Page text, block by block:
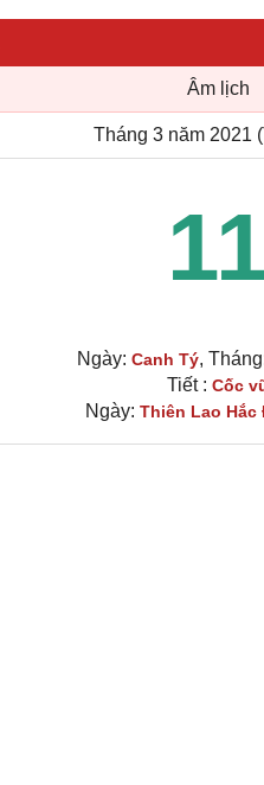
Âm lịch
Tháng 3 năm 2021
Ngày: Canh Tý,
Tiết : Cốc
Ngày: Thiên Lao Hắc